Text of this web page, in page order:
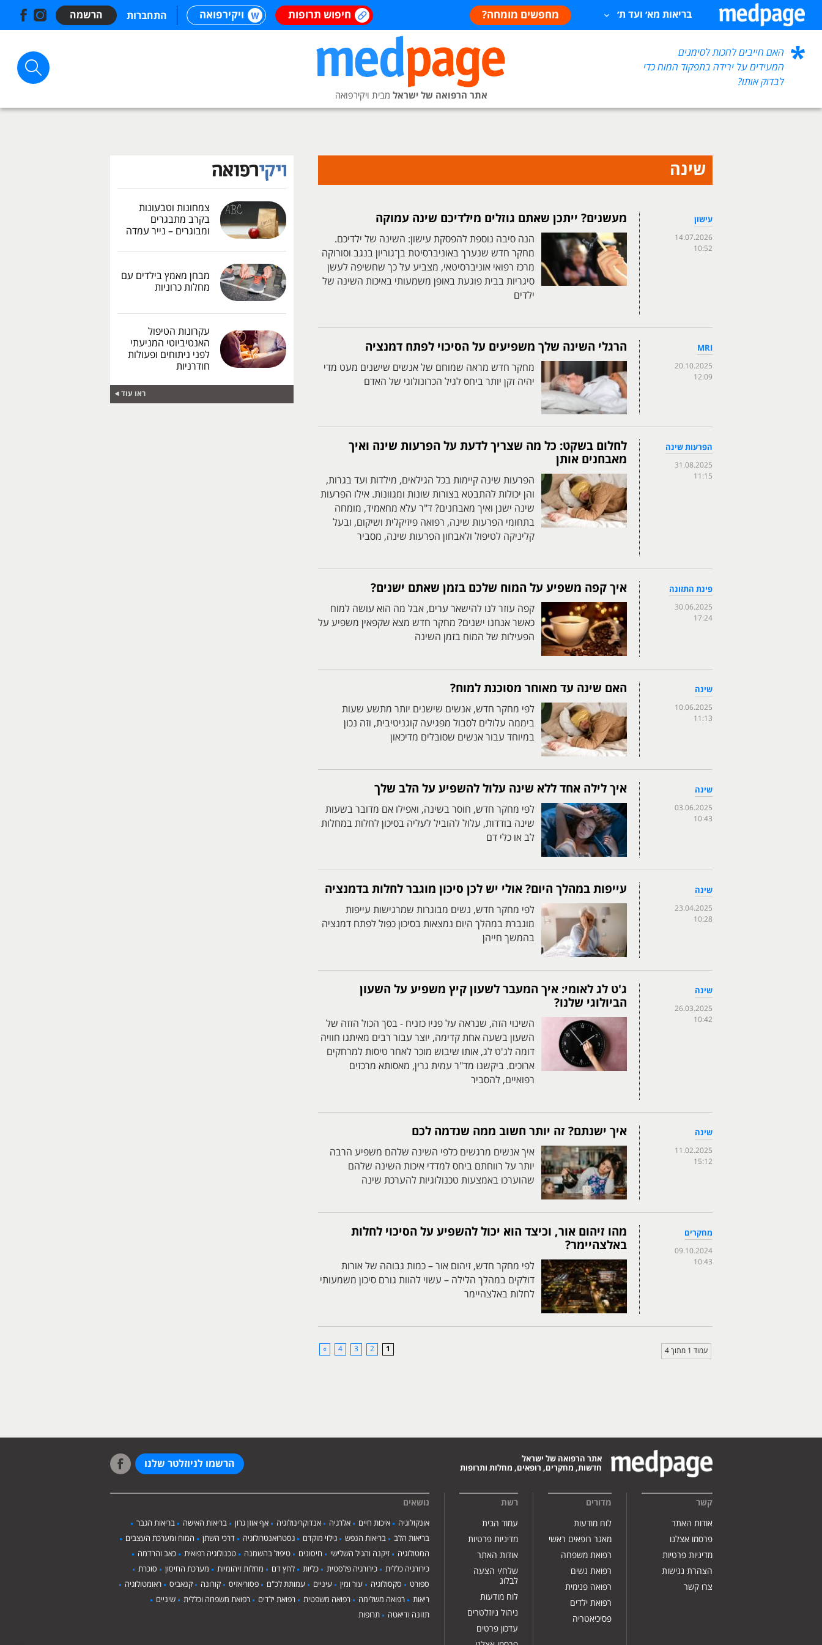
בריאות מא׳ ועד ת׳ מחפשים מומחה? חיפוש תרופות ויקירפואה התחברות הרשמה
האם חייבים לחכות לסימנים
המעידים על ירידה בתפקוד המוח כדי
לבדוק אותו?
אתר הרפואה של ישראל מבית ויקירפואה
שינה
עישון
14.07.2026
10:52
מעשנים? ייתכן שאתם גוזלים מילדיכם שינה עמוקה
הנה סיבה נוספת להפסקת עישון: השינה של ילדיכם.
מחקר חדש שנערך באוניברסיטת בן־גוריון בנגב וסורוקה
מרכז רפואי אוניברסיטאי, מצביע על כך שחשיפה לעשן
סיגריות בבית פוגעת באופן משמעותי באיכות השינה של
ילדים
MRI
20.10.2025
12:09
הרגלי השינה שלך משפיעים על הסיכוי לפתח דמנציה
מחקר חדש מראה שמוחם של אנשים שישנים מעט מדי
יהיה זקן יותר ביחס לגיל הכרונולוגי של האדם
הפרעות שינה
31.08.2025
11:15
לחלום בשקט: כל מה שצריך לדעת על הפרעות שינה ואיך
מאבחנים אותן
הפרעות שינה קיימות בכל הגילאים, מילדות ועד בגרות,
והן יכולות להתבטא בצורות שונות ומגוונות. אילו הפרעות
שינה ישנן ואיך מאבחנים? ד"ר עלא מחאמיד, מומחה
בתחומי הפרעות שינה, רפואה פיזיקלית ושיקום, ובעל
קליניקה לטיפול ולאבחון הפרעות שינה, מסביר
פינת התזונה
30.06.2025
17:24
איך קפה משפיע על המוח שלכם בזמן שאתם ישנים?
קפה עוזר לנו להישאר ערים, אבל מה הוא עושה למוח
כאשר אנחנו ישנים? מחקר חדש מצא שקפאין משפיע על
הפעילות של המוח בזמן השינה
שינה
10.06.2025
11:13
האם שינה עד מאוחר מסוכנת למוח?
לפי מחקר חדש, אנשים שישנים יותר מתשע שעות
ביממה עלולים לסבול מפגיעה קוגניטיבית, וזה נכון
במיוחד עבור אנשים שסובלים מדיכאון
שינה
03.06.2025
10:43
איך לילה אחד ללא שינה עלול להשפיע על הלב שלך
לפי מחקר חדש, חוסר בשינה, ואפילו אם מדובר בשעות
שינה בודדות, עלול להוביל לעליה בסיכון לחלות במחלות
לב או כלי דם
שינה
23.04.2025
10:28
עייפות במהלך היום? אולי יש לכן סיכון מוגבר לחלות בדמנציה
לפי מחקר חדש, נשים מבוגרות שמרגישות עייפות
מוגברת במהלך היום נמצאות בסיכון כפול לפתח דמנציה
בהמשך חייהן
שינה
26.03.2025
10:42
ג'ט לג לאומי: איך המעבר לשעון קיץ משפיע על השעון
הביולוגי שלנו?
השינוי הזה, שנראה על פניו כזניח - בסך הכול הזזה של
השעון בשעה אחת קדימה, יוצר עבור רבים מאיתנו חוויה
דומה לג'ט לג, אותו שיבוש מוכר לאחר טיסות למרחקים
ארוכים. ביקשנו מד"ר עמית גרין, מאסותא מרכזים
רפואיים, להסביר
שינה
11.02.2025
15:12
איך ישנתם? זה יותר חשוב ממה שנדמה לכם
איך אנשים מרגשים כלפי השינה שלהם משפיע הרבה
יותר על רווחתם ביחס למדדי איכות השינה שלהם
שהוערכו באמצעות טכנולוגיות להערכת שינה
מחקרים
09.10.2024
10:43
מהו זיהום אור, וכיצד הוא יכול להשפיע על הסיכוי לחלות
באלצהיימר?
לפי מחקר חדש, זיהום אור – כמות גבוהה של אורות
דולקים במהלך הלילה – עשוי להוות גורם סיכון משמעותי
לחלות באלצהיימר
עמוד 1 מתוך 4 1
2
3
4
»
צמחונות וטבעונות
בקרב מתבגרים
ומבוגרים – נייר עמדה
מבחן מאמץ בילדים עם
מחלות כרוניות
עקרונות הטיפול
האנטיביוטי המניעתי
לפני ניתוחים ופעולות
חודרניות
ראו עוד
אתר הרפואה של ישראל
חדשות, מחקרים, רופאים, מחלות ותרופות
הרשמו לניוזלטר שלנו
קשר
אודות האתר
פרסמו אצלנו
מדיניות פרטיות
הצהרת נגישות
צרו קשר
מדורים
לוח מודעות
מאגר רופאים ראשי
רפואת משפחה
רפואת נשים
רפואה פנימית
רפואת ילדים
פסיכיאטריה
רשת
עמוד הבית
מדיניות פרטיות
אודות האתר
שלח/י הצעה
לבלוג
לוח מודעות
ניהול ניוזלטרים
עדכון פרטים
נושאים
אונקולוגיה איכות חיים אלרגיה אנדוקרינולוגיה אף אוזן גרון בריאות האישה
בריאות הגבר
בריאות הלב
בריאות הנפש גילוי מוקדם גסטרואנטרולוגיה דרכי השתן
המוח ומערכת העצבים
המטולוגיה
זיקנה והגיל השלישי חיסונים טיפול בהשמנה טכנולוגיה רפואית
כאב והרדמה
כירורגיה כללית
כירורגיה פלסטית כליות לחץ דם מחלות זיהומיות מערכת החיסון
סוכרת
ספורט
סקסולוגיה עור ומין עיניים עמותת לכ"ם פסוריאזיס קורונה קנאביס
ראומטולוגיה
ריאות
רפואה משלימה רפואה משפטית רפואת ילדים רפואת משפחה וכללית
שיניים
תזונה ודיאטה
תרופות